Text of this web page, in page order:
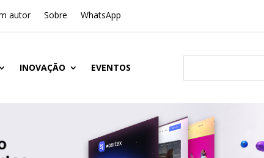
autor Sobre WhatsApp
INOVAÇÃO EVENTOS